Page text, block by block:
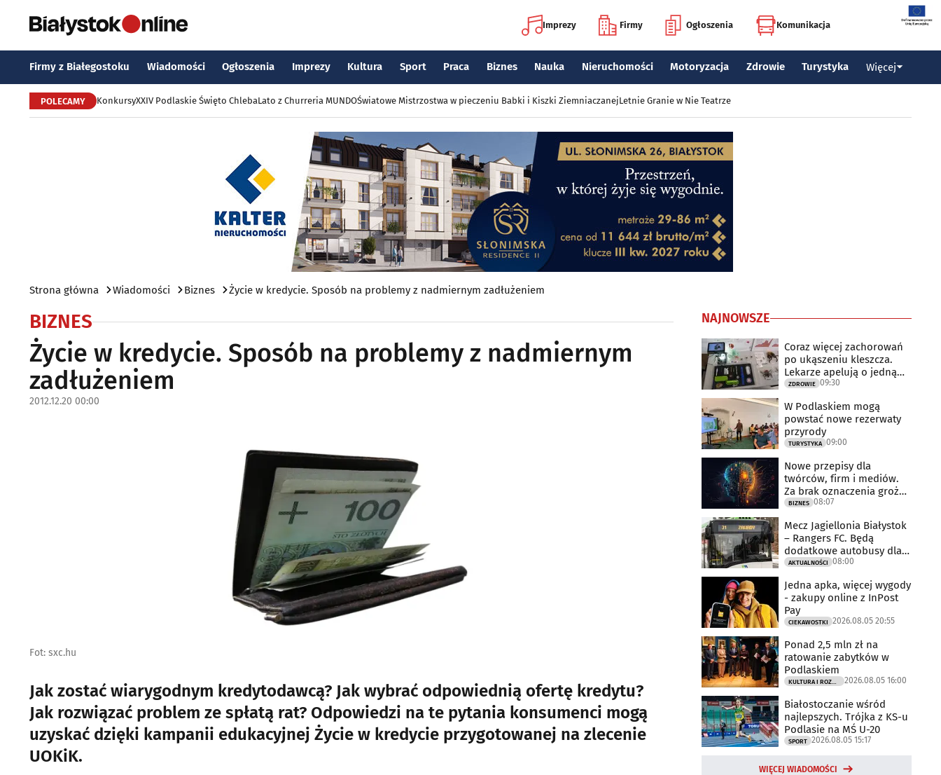
Imprezy Firmy Ogłoszenia Komunikacja
Firmy z Białegostoku Wiadomości Ogłoszenia Imprezy Kultura Sport Praca Biznes Nauka Nieruchomości Motoryzacja Zdrowie Turystyka Więcej
POLECAMY KonkursyXXIV Podlaskie Święto ChlebaLato z Churreria MUNDOŚwiatowe Mistrzostwa w pieczeniu Babki i Kiszki ZiemniaczanejLetnie Granie w Nie Teatrze
Strona główna Wiadomości Biznes Życie w kredycie. Sposób na problemy z nadmiernym zadłużeniem
BIZNES
Życie w kredycie. Sposób na problemy z nadmiernym
zadłużeniem
2012.12.20 00:00
Fot: sxc.hu
Jak zostać wiarygodnym kredytodawcą? Jak wybrać odpowiednią ofertę kredytu?
Jak rozwiązać problem ze spłatą rat? Odpowiedzi na te pytania konsumenci mogą
uzyskać dzięki kampanii edukacyjnej Życie w kredycie przygotowanej na zlecenie
UOKiK.
NAJNOWSZE
Coraz więcej zachorowań
po ukąszeniu kleszcza.
Lekarze apelują o jedną
rzecz
ZDROWIE 09:30
W Podlaskiem mogą
powstać nowe rezerwaty
przyrody
TURYSTYKA 09:00
Nowe przepisy dla
twórców, firm i mediów.
Za brak oznaczenia grożą
milionowe
BIZNES 08:07
Mecz Jagiellonia Białystok
– Rangers FC. Będą
dodatkowe autobusy dla
kibiców
AKTUALNOŚCI 08:00
Jedna apka, więcej wygody
- zakupy online z InPost
Pay
CIEKAWOSTKI 2026.08.05 20:55
Ponad 2,5 mln zł na
ratowanie zabytków w
Podlaskiem
2026.08.05 16:00
Białostoczanie wśród
najlepszych. Trójka z KS-u
Podlasie na MŚ U-20
SPORT 2026.08.05 15:17
WIĘCEJ WIADOMOŚCI